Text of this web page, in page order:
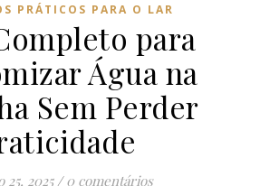
PRÁTICOS PARA O LAR
para
Água na
Sem Perder
25, 2025 / 0 comentários